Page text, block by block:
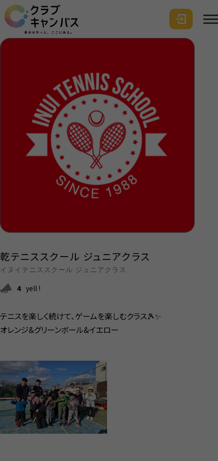
乾テニススクール ジュニアクラス
イヌイテニススクール ジュニアクラス
4 yell !
テニスを楽しく続けて、ゲームを楽しむクラス🎾✨
オレンジ&グリーンボール&イエロー